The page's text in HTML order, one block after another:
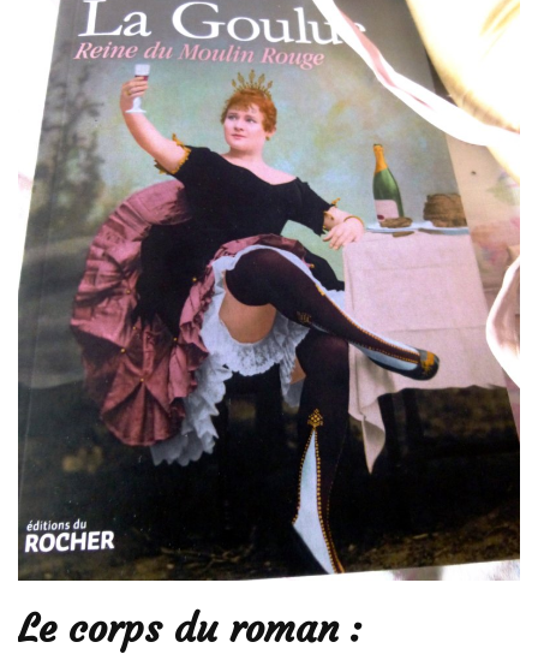
Le corps du roman :